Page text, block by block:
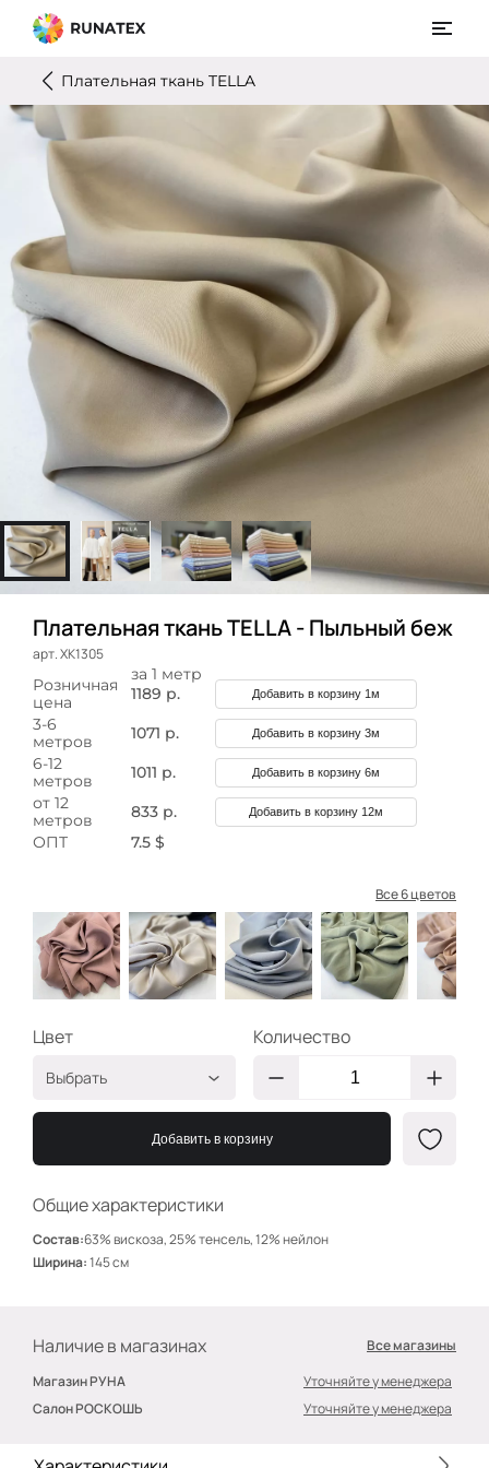
Плательная ткань TELLA
Плательная ткань TELLA - Пыльный беж
арт. ХК1305
Общие характеристики
Состав:63% вискоза, 25% тенсель, 12% нейлон
Ширина:145 см
за 1 метр
Розничная
цена
1189 р. Добавить в корзину 1м
3-6
метров
1071 р. Добавить в корзину 3м
6-12
метров
1011 р. Добавить в корзину 6м
от 12
метров
833 р. Добавить в корзину 12м
ОПТ 7.5 $
Все 6 цветов
Наличие в магазинах
Все магазины
Магазин РУНА
Уточняйте у менеджера
Салон РОСКОШЬ
Уточняйте у менеджера
Цвет
Выбрать
Пудра
ХК1312
Светлый беж
ХК1304
Олива
Телесный
Количество
Добавить в корзину